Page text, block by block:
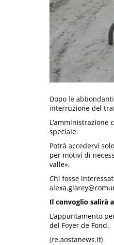
Dopo le
interruzione del
L’amministrazione
speciale.
Potrà accedervi
per motivi di
valle».
Chi fosse
Il convoglio salirà
L’appuntamento
del Foyer de Fond.
(re.aostanews.it)